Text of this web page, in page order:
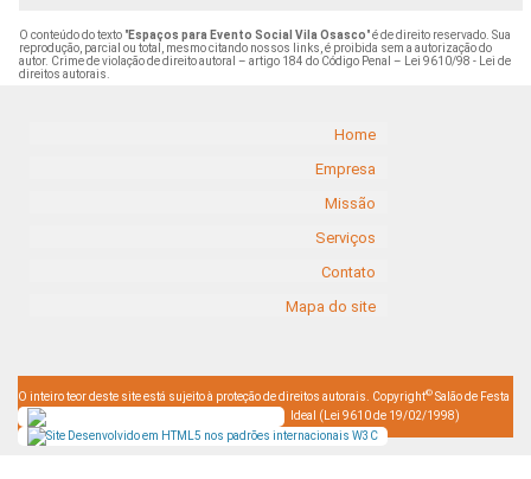
O conteúdo do texto "Espaços para Evento Social Vila Osasco" é de direito reservado. Sua
reprodução, parcial ou total, mesmo citando nossos links, é proibida sem a autorização do
autor. Crime de violação de direito autoral – artigo 184 do Código Penal –
Lei 9610/98 - Lei de
direitos autorais
Home
Empresa
Missão
Serviços
Contato
Mapa do site
O inteiro teor deste site está sujeito à proteção de direitos autorais. Copyright© Salão de Festa
Ideal (Lei 9610 de 19/02/1998)